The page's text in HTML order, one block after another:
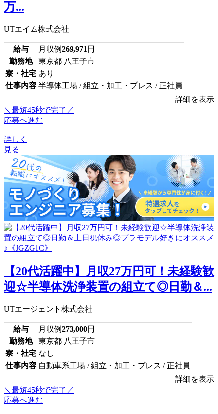
万...
UTエイム株式会社
給与 月収例269,971 円
勤務地
東京都 八王子市
寮・社宅 あり
仕事内容 半導体工場 / 組立・加工・プレス / 正社員
詳細を表示
＼最短45秒で完了／
応募へ進む
詳しく
見る
【20代活躍中】月収27万円可！未経験歓
迎☆半導体洗浄装置の組立て◎日勤＆...
UTエージェント株式会社
給与 月収例273,000円
勤務地
東京都 八王子市
寮・社宅 なし
仕事内容 自動車系工場 / 組立・加工・プレス / 正社員
詳細を表示
＼最短45秒で完了／
応募へ進む